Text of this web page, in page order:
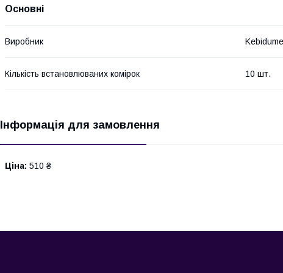
Основні
Виробник
Кількість встановлюваних комірок 10 шт.
Інформація для замовлення
Ціна: 510 ₴